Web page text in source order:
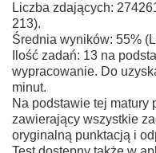
Liczba zdających:
213).
Średnia wyników: 55%
Ilość zadań: 13 na
wypracowanie. Do
minut.
Na podstawie tej matury
zawierający wszystkie
oryginalną punktacją i